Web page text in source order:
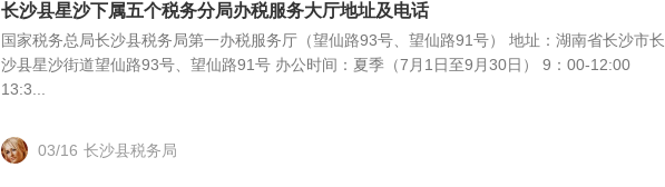
长沙县星沙下属五个税务分局办税服务大厅地址及电话
国家税务总局长沙县税务局第一办税服务厅（望仙路93号、望仙路91号） 地址：湖南省长沙市长
沙县星沙街道望仙路93号、望仙路91号 办公时间：夏季（7月1日至9月30日） 9：00-12:00
13:3...
03/16 长沙县税务局